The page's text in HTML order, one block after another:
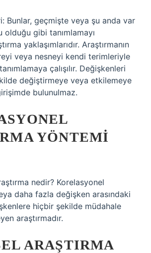
Bunlar, geçmişte veya şu anda var
gibi tanımlamayı
yaklaşımlarıdır. Araştırmanın
veya nesneyi kendi terimleriyle
çalışılır. Değişkenleri
değiştirmeye veya etkilemeye
bulunulmaz.
YÖNTEMI
nedir? Korelasyonel
daha fazla değişken arasındaki
hiçbir şekilde müdahale
araştırmadır.
ARAŞTIRMA